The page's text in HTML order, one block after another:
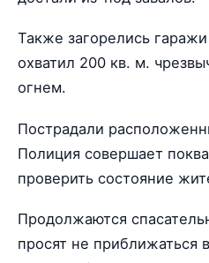
Также загорелись
охватил 200 кв. м.
огнем.
Пострадали
Полиция совершает
проверить состояние
Продолжаются
просят не приближаться